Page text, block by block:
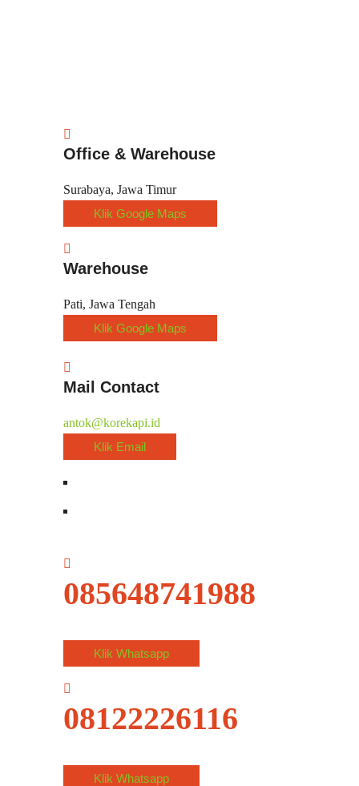
Office & Warehouse
Surabaya, Jawa Timur
Klik Google Maps
Warehouse
Pati, Jawa Tengah
Klik Google Maps
Mail Contact
antok@korekapi.id
Klik Email
085648741988
Klik Whatsapp
08122226116
Klik Whatsapp